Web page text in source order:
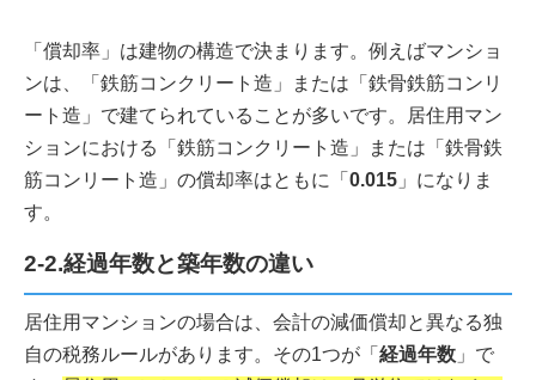
「償却率」は建物の構造で決まります。例えばマンショ
ンは、「鉄筋コンクリート造」または「鉄骨鉄筋コンリ
ート造」で建てられていることが多いです。居住用マン
ションにおける「鉄筋コンクリート造」または「鉄骨鉄
筋コンリート造」の償却率はともに「 0.015 」になりま
す。
2-2.経過年数と築年数の違い
居住用マンションの場合は、会計の減価償却と異なる独
自の税務ルールがあります。その1つが「 経過年数 」で